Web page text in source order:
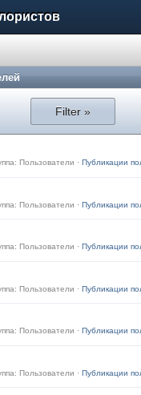
Filter »
Пользователи · Публикации
Пользователи · Публикации
Пользователи · Публикации
Пользователи · Публикации
Пользователи · Публикации
Пользователи · Публикации